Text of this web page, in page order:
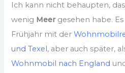
Ich kann nicht behaupten,
wenig Meergesehen habe.
Frühjahr mit der
und Texel, aber auch später,
Wohnmobil nach England